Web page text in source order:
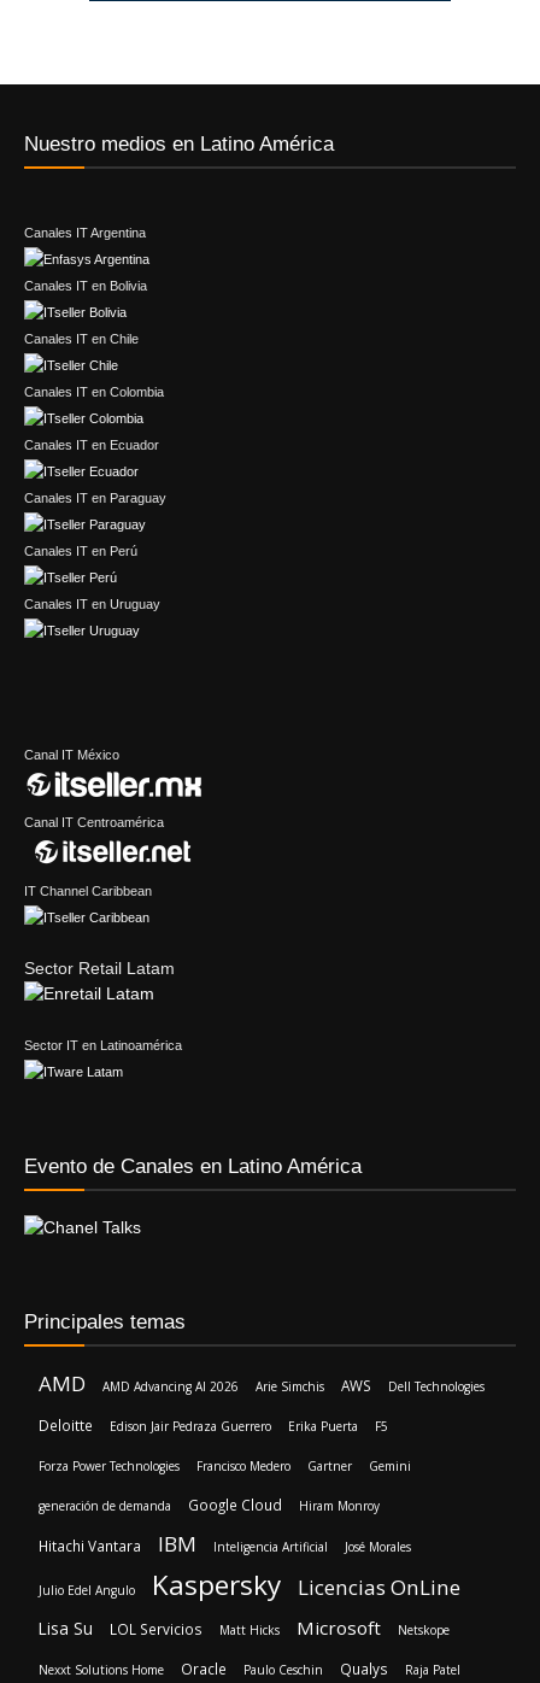
Nuestro medios en Latino América
Canales IT Argentina
Canales IT en Bolivia
Canales IT en Chile
Canales IT en Colombia
Canales IT en Ecuador
Canales IT en Paraguay
Canales IT en Perú
Canales IT en Uruguay
Canal IT México
Canal IT Centroamérica
IT Channel Caribbean
Sector Retail Latam
Sector IT en Latinoamérica
Evento de Canales en Latino América
Principales temas
AMD AMD Advancing AI 2026 Arie Simchis AWS Dell Technologies
Deloitte Edison Jair Pedraza Guerrero Erika Puerta F5
Forza Power Technologies Francisco Medero Gartner Gemini
generación de demanda Google Cloud Hiram Monroy
Hitachi Vantara IBM Inteligencia Artificial José Morales
Julio Edel Angulo Kaspersky Licencias OnLine
Lisa Su LOL Servicios Matt Hicks Microsoft Netskope
Nexxt Solutions Home Oracle Paulo Ceschin Qualys Raja Patel